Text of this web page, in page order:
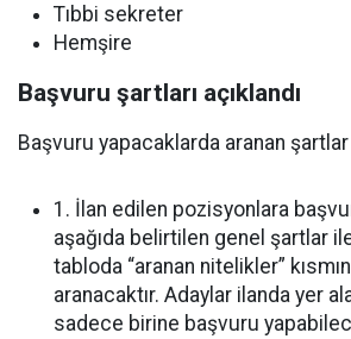
Tıbbi sekreter
Hemşire
Başvuru şartları açıklandı
Başvuru yapacaklarda aranan
1. İlan edilen pozisyonlara
aşağıda belirtilen genel şartlar
tabloda “aranan nitelikler”
aranacaktır. Adaylar ilanda yer
sadece birine başvuru